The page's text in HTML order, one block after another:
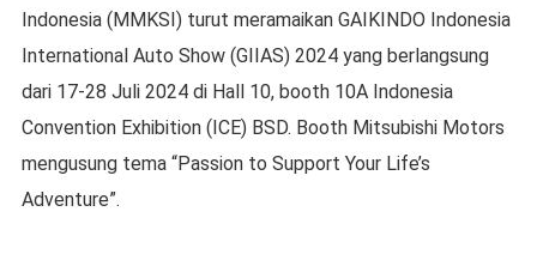
Indonesia (MMKSI) turut meramaikan GAIKINDO Indonesia
International Auto Show (GIIAS) 2024 yang berlangsung
dari 17-28 Juli 2024 di Hall 10, booth 10A Indonesia
Convention Exhibition (ICE) BSD. Booth Mitsubishi Motors
mengusung tema “Passion to Support Your Life’s
Adventure”.